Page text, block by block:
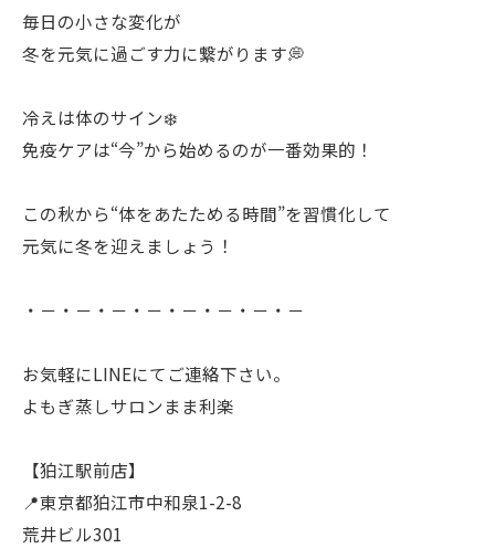
毎日の小さな変化が
冬を元気に過ごす力に繋がります💭
冷えは体のサイン❄️
免疫ケアは“今”から始めるのが一番効果的！
この秋から“体をあたためる時間”を習慣化して
元気に冬を迎えましょう！
・－・－・－・－・－・－・－・－
お気軽にLINEにてご連絡下さい。
よもぎ蒸しサロンまま利楽
【狛江駅前店】
📍東京都狛江市中和泉1-2-8
荒井ビル301